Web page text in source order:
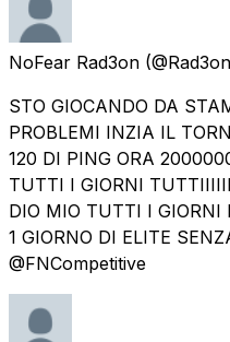
NoFear Rad3on
STO GIOCANDO DA
PROBLEMI INZIA IL
120 DI PING ORA
TUTTI I GIORNI
DIO MIO TUTTI I GIORNI
1 GIORNO DI ELITE
@FNCompetitive